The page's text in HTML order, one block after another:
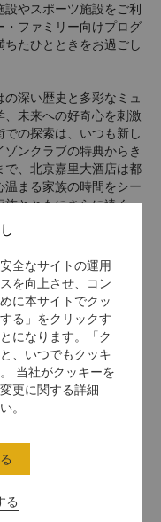
やスポーツ施設をご利
ファミリー向けプログ
たひとときをお過ごし
深い歴史と多彩なミュ
未来への好奇心を刺激
の探索は、いつも新し
ンクラブの特典からき
、北京嘉里大酒店は都
まる家族の時間をシー
族とともにさらに遠く
か。
だけます。
宿泊（大人2名および
ジャー隊探索ファミリ
少なくとも3日前まで
ジャーエリアで自由に
ック
ーおよびハッピーアワ
全なサイトの運用
を向上させ、コン
に本サイトでクッ
る」をクリックす
になります。「ク
、いつでもクッキ
当社がクッキーを
更に関する詳細
。
る